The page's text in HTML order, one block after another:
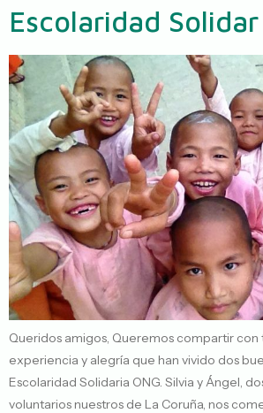
Escolaridad
Queridos amigos, Queremos compartir con
experiencia y alegría que han vivido dos
Escolaridad Solidaria ONG. Silvia y Ángel,
voluntarios nuestros de La Coruña, nos